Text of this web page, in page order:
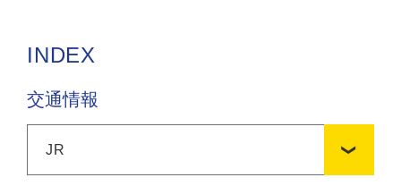
INDEX
交通情報
JR